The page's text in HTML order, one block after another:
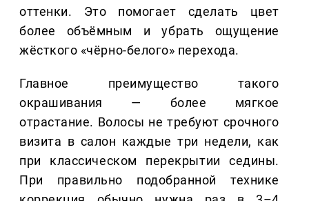
оттенки. Это помогает сделать цвет
более объёмным и убрать ощущение
жёсткого «чёрно-белого» перехода.
Главное преимущество такого
окрашивания — более мягкое
отрастание. Волосы не требуют срочного
визита в салон каждые три недели, как
при классическом перекрытии седины.
При правильно подобранной технике